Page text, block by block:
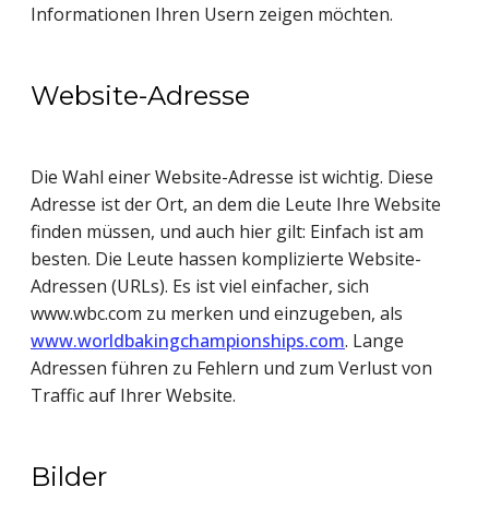
Informationen Ihren Usern zeigen möchten.
Website-Adresse
Die Wahl einer Website-Adresse ist wichtig. Diese
Adresse ist der Ort, an dem die Leute Ihre Website
finden müssen, und auch hier gilt: Einfach ist am
besten. Die Leute hassen komplizierte Website-
Adressen (URLs). Es ist viel einfacher, sich
www.wbc.com zu merken und einzugeben, als
www.worldbakingchampionships.com. Lange
Adressen führen zu Fehlern und zum Verlust von
Traffic auf Ihrer Website.
Bilder